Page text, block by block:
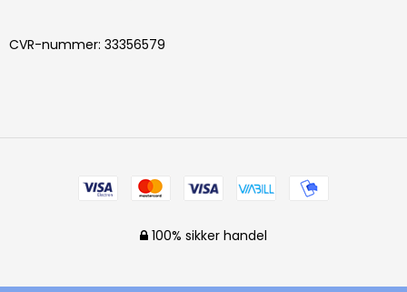
CVR-nummer: 33356579
100% sikker handel